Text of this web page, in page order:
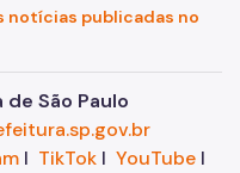
notícias publicadas no
São Paulo
I TikTokI YouTubeI